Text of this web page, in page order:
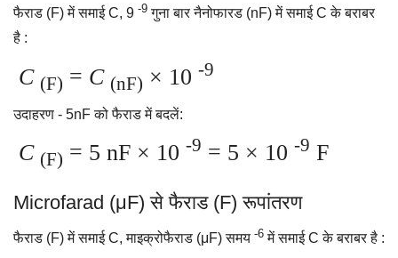
फैराड (F) में समाई C, 9 -9 गुना बार नैनोफारड (nF) में समाई C के बराबर
है :
C (F) = C (nF) × 10 -9
उदाहरण - 5nF को फैराड में बदलें:
C (F) = 5 nF × 10 -9 = 5 × 10 -9 F
Microfarad (μF) से फैराड (F) रूपांतरण
फैराड (F) में समाई C, माइक्रोफैराड (μF) समय -6 में समाई C के बराबर है :